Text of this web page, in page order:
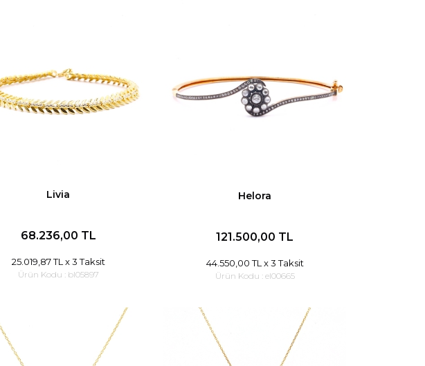
Livia
68.236,00 TL
25.019,87 TL x 3 Taksit
Ürün Kodu : bl05897
Helora
121.500,00 TL
44.550,00 TL x 3 Taksit
Ürün Kodu : el00665